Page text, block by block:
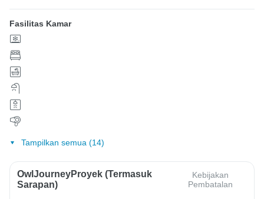
Fasilitas Kamar
Tampilkan semua (14)
OwlJourneyProyek (Termasuk
Sarapan)
Kebijakan
Pembatalan